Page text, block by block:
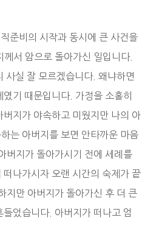
준비의 시작과 동시에 큰 사건을
께서 암으로 돌아가신 일입니다.
사실 잘 모르겠습니다. 왜냐하면
기 때문입니다. 가정을 소홀히
버지가 야속하고 미웠지만 나의 아
는 아버지를 보면 안타까운 마음
버지가 돌아가시기 전에 세례를
떠나가시자 오랜 시간의 숙제가 끝
지만 아버지가 돌아가신 후 더 큰
었습니다. 아버지가 떠나고 엄